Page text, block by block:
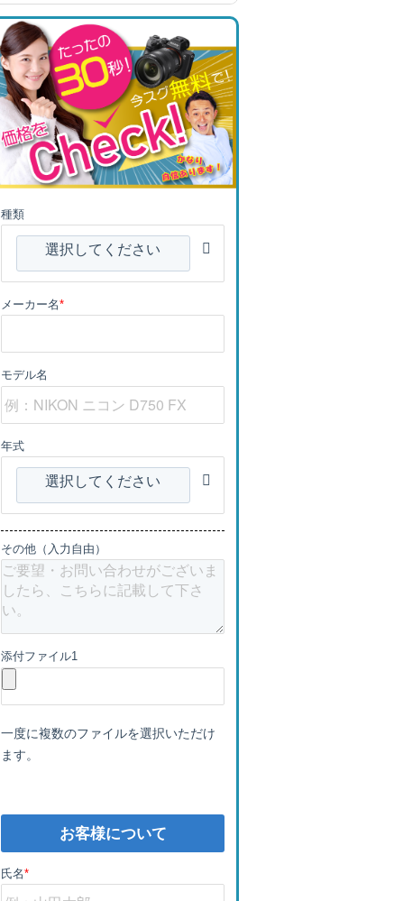
種類
選択してください
メーカー名*
モデル名
年式
選択してください
その他（入力自由）
添付ファイル1
一度に複数のファイルを選択いただけ
ます。
お客様について
氏名*